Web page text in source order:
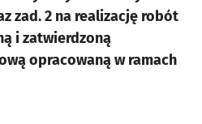
zad. 2 na realizację robót
i zatwierdzoną
opracowaną w ramach